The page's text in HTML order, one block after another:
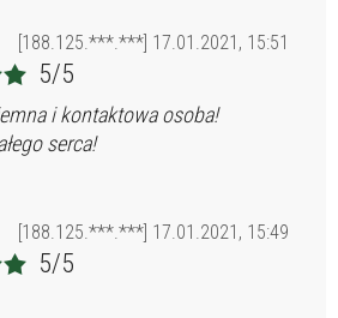
[188.125.***.***] 17.01.2021, 15:51
5/5
i kontaktowa osoba!
serca!
[188.125.***.***] 17.01.2021, 15:49
5/5